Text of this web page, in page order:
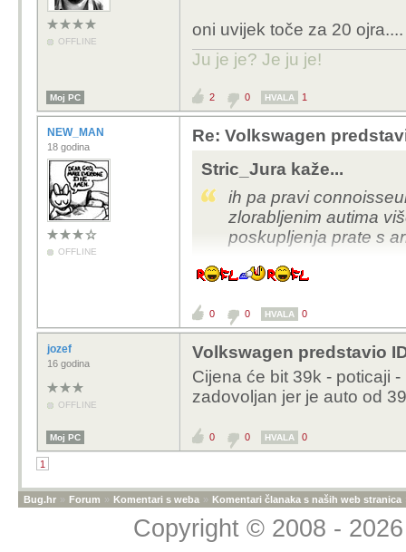
OFFLINE
oni uvijek toče za 20 ojra....
Ju je je? Je ju je!
Moj PC 2 0 HVALA 1
NEW_MAN
18 godina
OFFLINE
Re: Volkswagen
Stric_Jura kaže...
ih pa pravi
zlorabljenim autima
poskupljenja prate s
oni uvijek toče za 20
0 0 HVALA 0
jozef
16 godina
OFFLINE
Volkswagen predstavio
Cijena će bit 39k - poticaji
zadovoljan jer je auto od
Moj PC 0 0 HVALA 0
1
Bug.hr » Forum » Komentari s weba » Komentari članaka s naših web stranica
Copyright © 2008 -